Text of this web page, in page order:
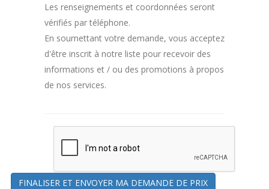
Les renseignements et coordonnées seront
vérifiés par téléphone.
En soumettant votre demande, vous acceptez
d'être inscrit à notre liste pour recevoir des
informations et / ou des promotions à propos
de nos services.
FINALISER ET ENVOYER MA DEMANDE DE PRIX